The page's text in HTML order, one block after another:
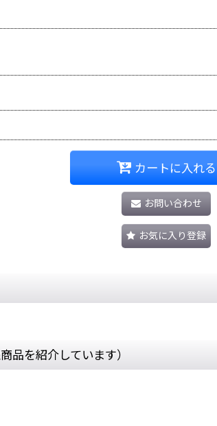
カートに入れる
お問い合わせ
お気に入り登録
品を紹介しています）